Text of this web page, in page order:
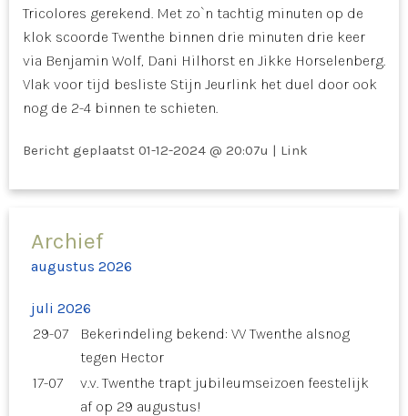
Tricolores gerekend. Met zo`n tachtig minuten op de
klok scoorde Twenthe binnen drie minuten drie keer
via Benjamin Wolf, Dani Hilhorst en Jikke Horselenberg.
Vlak voor tijd besliste Stijn Jeurlink het duel door ook
nog de 2-4 binnen te schieten.
Bericht geplaatst 01-12-2024 @ 20:07u | Link
Archief
augustus 2026
juli 2026
29-07
Bekerindeling bekend: VV Twenthe alsnog
tegen Hector
17-07
v.v. Twenthe trapt jubileumseizoen feestelijk
af op 29 augustus!